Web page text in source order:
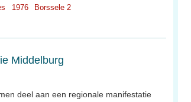
1976 Borssele 2
Middelburg
deel aan een regionale manifestatie